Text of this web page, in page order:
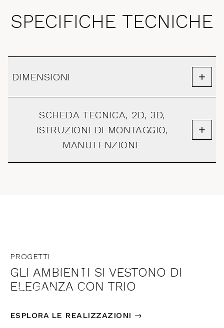
SPECIFICHE TECNICHE
DIMENSIONI
SCHEDA TECNICA, 2D, 3D,
ISTRUZIONI DI MONTAGGIO,
MANUTENZIONE
THE ESPRESSO LAB
SCOPRI DI PIÙ →
PROGETTI
GLI AMBIENTI SI VESTONO DI
ELEGANZA CON TRIO
ESPLORA LE REALIZZAZIONI →